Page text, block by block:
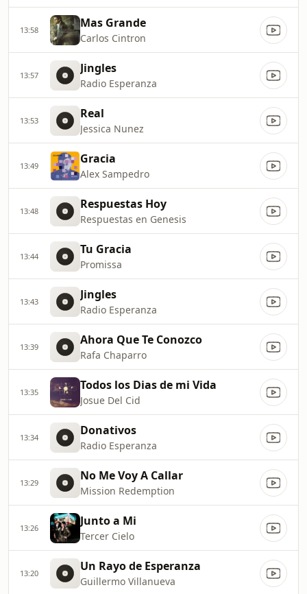
13:58 Mas Grande
Carlos Cintron
13:57 Jingles
Radio Esperanza
13:53 Real
Jessica Nunez
13:49 Gracia
Alex Sampedro
13:48 Respuestas Hoy
Respuestas en Genesis
13:44 Tu Gracia
Promissa
13:43 Jingles
Radio Esperanza
13:39 Ahora Que Te Conozco
Rafa Chaparro
13:35 Todos los Dias de mi Vida
Josue Del Cid
13:34 Donativos
Radio Esperanza
13:29 No Me Voy A Callar
Mission Redemption
13:26 Junto a Mi
Tercer Cielo
13:20 Un Rayo de Esperanza
Guillermo Villanueva